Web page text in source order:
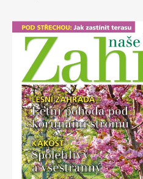
Marianne
Apetit
Knihy